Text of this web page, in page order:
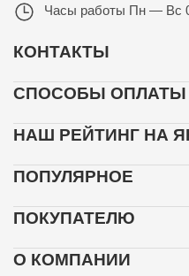
Часы работы Пн — Вс
КОНТАКТЫ
СПОСОБЫ ОПЛАТЫ
НАШ РЕЙТИНГ НА
ПОПУЛЯРНОЕ
ПОКУПАТЕЛЮ
О КОМПАНИИ